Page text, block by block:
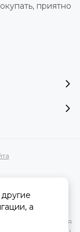
приятно
касающаяся
носит
не является
а